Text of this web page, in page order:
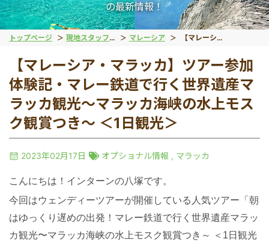
トップページ 現地スタッフブログ マレーシア 【マレーシア・マラッカ】ツアー参加体験記・マレー鉄道で行く世界遺産マラッカ観光～マラッカ海峡の水上モスク観賞つき～ ＜1日観光＞
の最新情報！
【マレーシア・マラッカ】ツアー参加
体験記・マレー鉄道で行く世界遺産マ
ラッカ観光～マラッカ海峡の水上モス
ク観賞つき～ ＜1日観光＞
2023年02月17日 オプショナル情報 , マラッカ
こんにちは！インターンの八塚です。
今回はウェンディーツアーが開催している人気ツアー 「朝
はゆっくり遅めの出発！マレー鉄道で行く世界遺産マラッ
カ観光〜マラッカ海峡の水上モスク観賞つき～ ＜1日観光
遺産（文化）
遺産（自然）
ーシア国外
パッケージ
ドネシア
ナム
ガポール
ボジア
マラッカ
ジョージタウン
キナバル公園
グヌン・ムル国立公園
オランウータン
リバーサファリ
ホタル
ガヤ島
サピ島
ブルネイ旅行
秘境ツアー